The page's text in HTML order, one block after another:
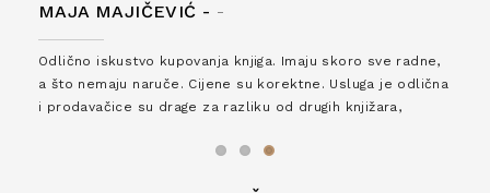
MAJA MAJIČEVIĆ - -
Odlično iskustvo kupovanja knjiga. Imaju skoro sve radne,
a što nemaju naruče. Cijene su korektne. Usluga je odlična
i prodavačice su drage za razliku od drugih knjižara,